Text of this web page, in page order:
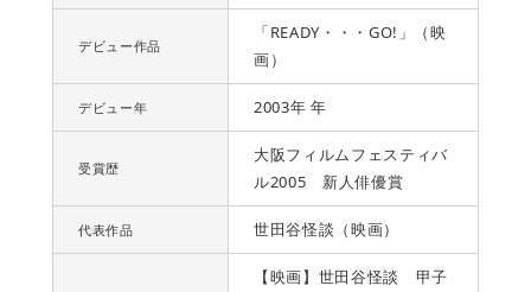
デビュー作品
「READY・・・GO!」（映
画）
デビュー年 2003年 年
受賞歴
大阪フィルムフェスティバ
ル2005 新人俳優賞
代表作品 世田谷怪談（映画）
【映画】世田谷怪談 甲子